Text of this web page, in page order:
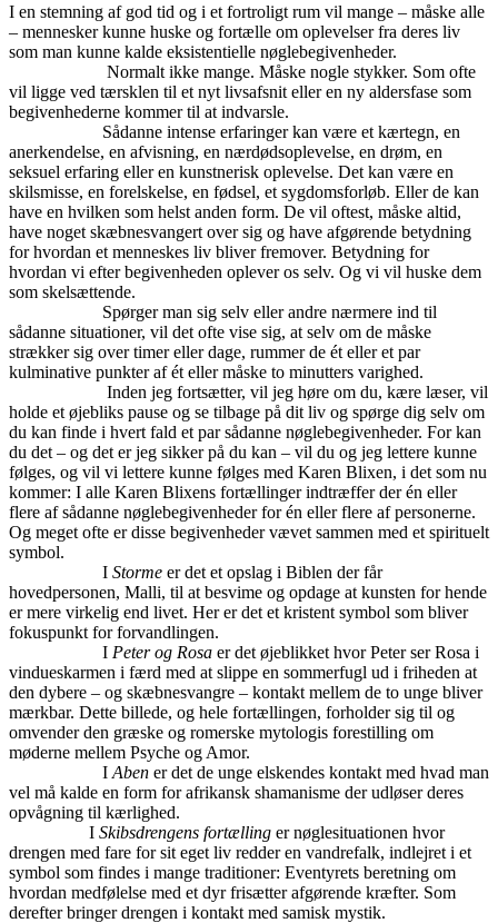
I en stemning af god tid og i et fortroligt rum vil mange – måske alle
– mennesker kunne huske og fortælle om oplevelser fra deres liv
som man kunne kalde eksistentielle nøglebegivenheder.
Normalt ikke mange. Måske nogle stykker. Som ofte
vil ligge ved tærsklen til et nyt livsafsnit eller en ny aldersfase som
begivenhederne kommer til at indvarsle.
Sådanne intense erfaringer kan være et kærtegn, en
anerkendelse, en afvisning, en nærdødsoplevelse, en drøm, en
seksuel erfaring eller en kunstnerisk oplevelse. Det kan være en
skilsmisse, en forelskelse, en fødsel, et sygdomsforløb. Eller de kan
have en hvilken som helst anden form. De vil oftest, måske altid,
have noget skæbnesvangert over sig og have afgørende betydning
for hvordan et menneskes liv bliver fremover. Betydning for
hvordan vi efter begivenheden oplever os selv. Og vi vil huske dem
som skelsættende.
Spørger man sig selv eller andre nærmere ind til
sådanne situationer, vil det ofte vise sig, at selv om de måske
strækker sig over timer eller dage, rummer de ét eller et par
kulminative punkter af ét eller måske to minutters varighed.
Inden jeg fortsætter, vil jeg høre om du, kære læser, vil
holde et øjebliks pause og se tilbage på dit liv og spørge dig selv om
du kan finde i hvert fald et par sådanne nøglebegivenheder. For kan
du det – og det er jeg sikker på du kan – vil du og jeg lettere kunne
følges, og vil vi lettere kunne følges med Karen Blixen, i det som nu
kommer: I alle Karen Blixens fortællinger indtræffer der én eller
flere af sådanne nøglebegivenheder for én eller flere af personerne.
Og meget ofte er disse begivenheder vævet sammen med et spirituelt
symbol.
I Storme er det et opslag i Biblen der får
hovedpersonen, Malli, til at besvime og opdage at kunsten for hende
er mere virkelig end livet. Her er det et kristent symbol som bliver
fokuspunkt for forvandlingen.
I Peter og Rosa er det øjeblikket hvor Peter ser Rosa i
vindueskarmen i færd med at slippe en sommerfugl ud i friheden at
den dybere – og skæbnesvangre – kontakt mellem de to unge bliver
mærkbar. Dette billede, og hele fortællingen, forholder sig til og
omvender den græske og romerske mytologis forestilling om
møderne mellem Psyche og Amor.
I Aben er det de unge elskendes kontakt med hvad man
vel må kalde en form for afrikansk shamanisme der udløser deres
opvågning til kærlighed.
I Skibsdrengens fortælling er nøglesituationen hvor
drengen med fare for sit eget liv redder en vandrefalk, indlejret i et
symbol som findes i mange traditioner: Eventyrets beretning om
hvordan medfølelse med et dyr frisætter afgørende kræfter. Som
derefter bringer drengen i kontakt med samisk mystik.